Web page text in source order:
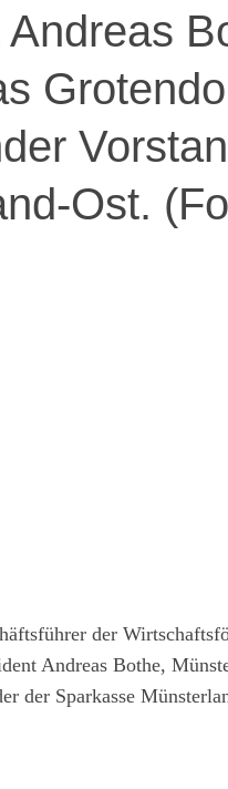
Ost.
der
Andreas Bothe,
der Sparkasse